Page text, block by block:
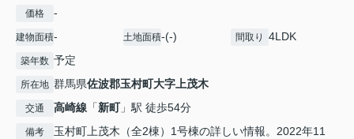
価格 -
建物面積- 土地面積-(-) 間取り 4LDK
築年数 予定
所在地 群馬県佐波郡玉村町大字上茂木
交通 高崎線 「新町」駅 徒歩54分
備考
玉村町上茂木（全2棟）1号棟の詳しい情報。2022年11